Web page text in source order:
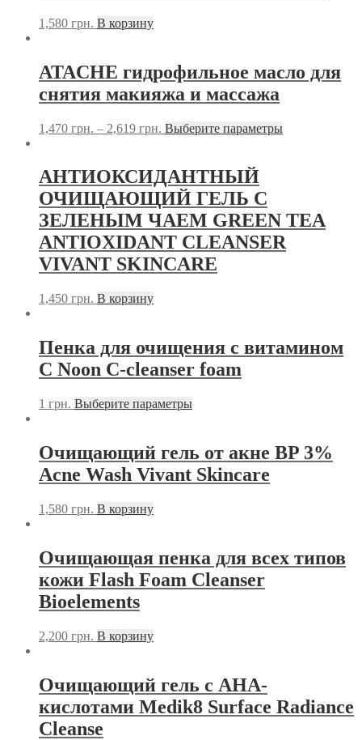
1,580 грн. В корзину
ATACHE гидрофильное масло для
снятия макияжа и массажа
1,470 грн. – 2,619 грн. Выберите параметры
АНТИОКСИДАНТНЫЙ
ОЧИЩАЮЩИЙ ГЕЛЬ С
ЗЕЛЕНЫМ ЧАЕМ GREEN TEA
ANTIOXIDANT CLEANSER
VIVANT SKINCARE
1,450 грн. В корзину
Пенка для очищения с витамином
С Noon C-cleanser foam
1 грн. Выберите параметры
Очищающий гель от акне BP 3%
Acne Wash Vivant Skincare
1,580 грн. В корзину
Очищающая пенка для всех типов
кожи Flash Foam Cleanser
Bioelements
2,200 грн. В корзину
Очищающий гель с АНА-
кислотами Medik8 Surface Radiance
Cleanse